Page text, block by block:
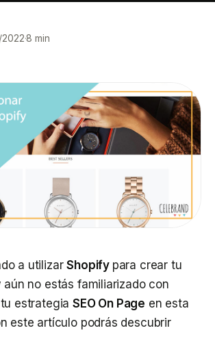
y desarrollo a medida
y confianza
de colaboración
·8 min
a utilizarShopify para crear tu
no estás familiarizado con
estrategiaSEO On Page en esta
este artículo podrás descubrir